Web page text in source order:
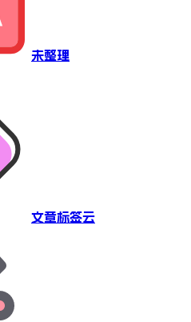
未整理
文章标签云